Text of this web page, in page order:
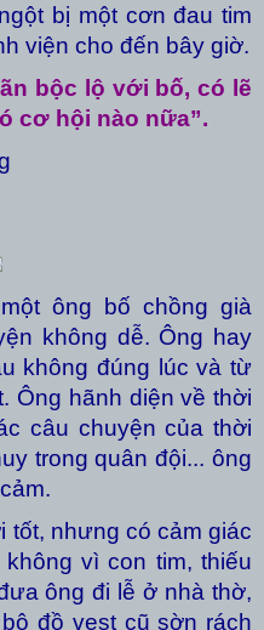
bị một cơn đau tim
viện cho đến bây giờ.
bộc lộ với bố, có lẽ
cơ hội nào nữa”.
ông bố chồng già
không dễ. Ông hay
không đúng lúc và từ
Ông hãnh diện về thời
câu chuyện của thời
trong quân đội... ông
tốt, nhưng có cảm giác
vì con tim, thiếu
ông đi lễ ở nhà thờ,
đồ vest cũ sờn rách